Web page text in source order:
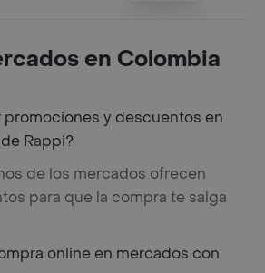
en Colombia
promociones y descuentos en
Rappi?
de los mercados ofrecen
para que la compra te salga
online en mercados con